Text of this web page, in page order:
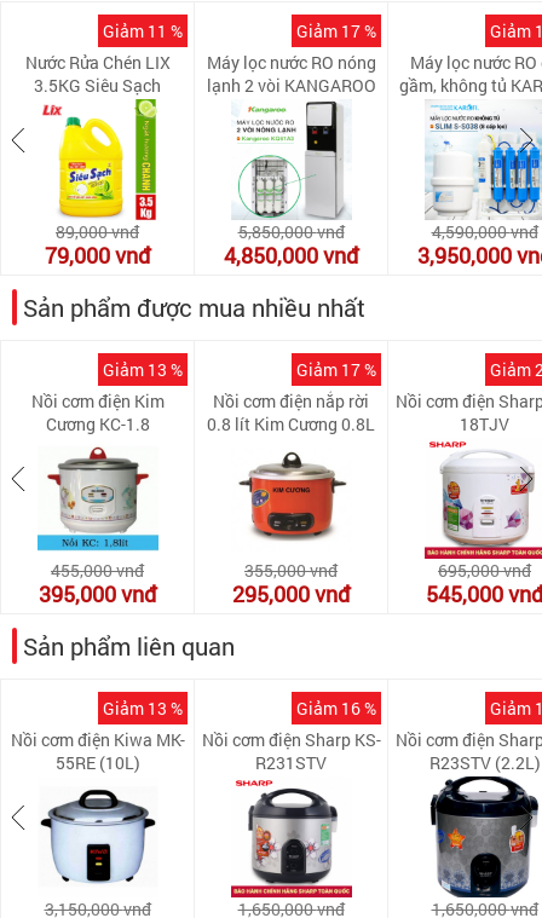
Giảm 11 %
Nước Rửa Chén LIX
3.5KG Siêu Sạch
Hương Chanh - NS351
89,000vnđ
79,000vnđ
Giảm 17 %
Máy lọc nước RO nóng
lạnh 2 vòi KANGAROO
KG61A3 (5 cấp lọc -
Làm lạnh nhanh bằng
Block)
5,850,000vnđ
4,850,000vnđ
Giảm
Máy lọc nước RO
gầm, không tủ
SLIM S-S038 (8
lọc)
4,590,000vnđ
3,950,000
Sản phẩm được mua nhiều nhất
Giảm 13 %
Nồi cơm điện Kim
Cương KC-1.8
455,000vnđ
395,000vnđ
Giảm 17 %
Nồi cơm điện nắp rời
0.8 lít Kim Cương 0.8L
(08L)
355,000vnđ
295,000vnđ
Giảm
Nồi cơm điện
18TJV
695,000vnđ
545,000
Sản phẩm liên quan
Giảm 13 %
Nồi cơm điện Kiwa MK-
55RE (10L)
3,150,000vnđ
Giảm 16 %
Nồi cơm điện Sharp KS-
R231STV
1,650,000vnđ
Giảm
Nồi cơm điện
R23STV (2.2L)
1,650,000vnđ